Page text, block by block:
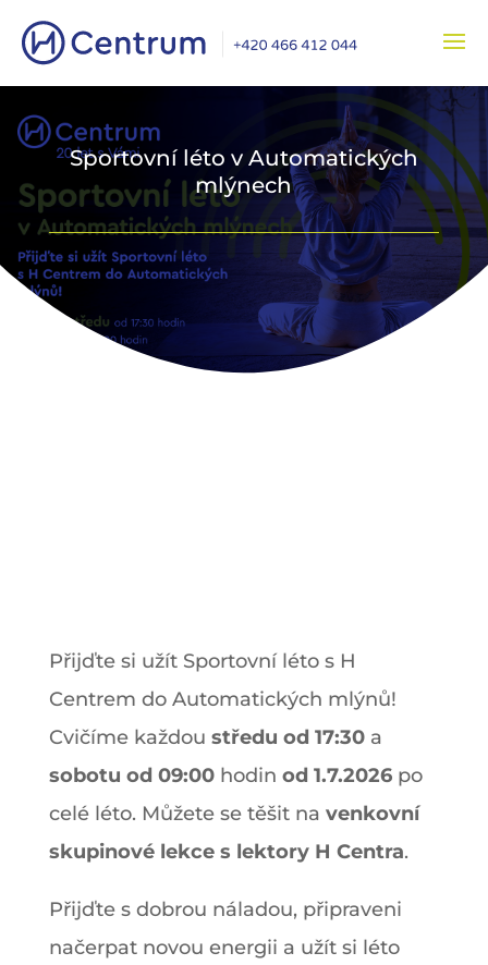
Sportovní léto v Automatických
mlýnech
Přijďte si užít Sportovní léto s H
Centrem do Automatických mlýnů!
Cvičíme každou středu od 17:30a
sobotu od 09:00hodin od 1.7.2026po
celé léto. Můžete se těšit na venkovní
skupinové lekce s lektory H Centra.
Přijďte s dobrou náladou, připraveni
načerpat novou energii a užít si léto